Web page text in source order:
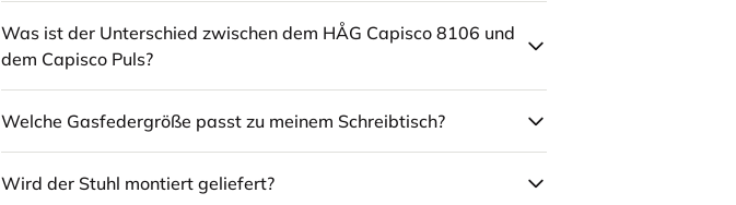
Was ist der Unterschied zwischen dem HÅG Capisco 8106 und
dem Capisco Puls?
Welche Gasfedergröße passt zu meinem Schreibtisch?
Wird der Stuhl montiert geliefert?